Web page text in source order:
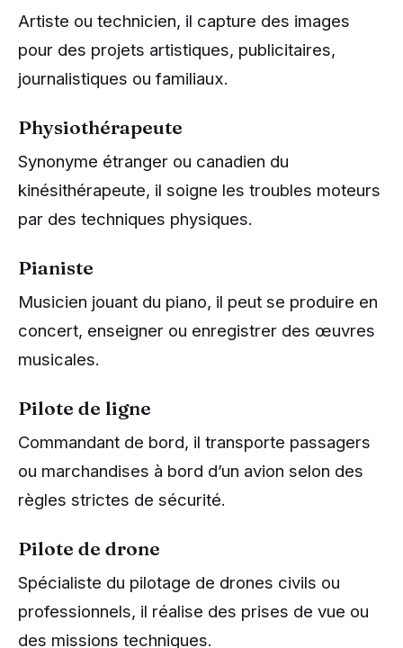
Artiste ou technicien, il capture des images
pour des projets artistiques, publicitaires,
journalistiques ou familiaux.
Physiothérapeute
Synonyme étranger ou canadien du
kinésithérapeute, il soigne les troubles moteurs
par des techniques physiques.
Pianiste
Musicien jouant du piano, il peut se produire en
concert, enseigner ou enregistrer des œuvres
musicales.
Pilote de ligne
Commandant de bord, il transporte passagers
ou marchandises à bord d’un avion selon des
règles strictes de sécurité.
Pilote de drone
Spécialiste du pilotage de drones civils ou
professionnels, il réalise des prises de vue ou
des missions techniques.